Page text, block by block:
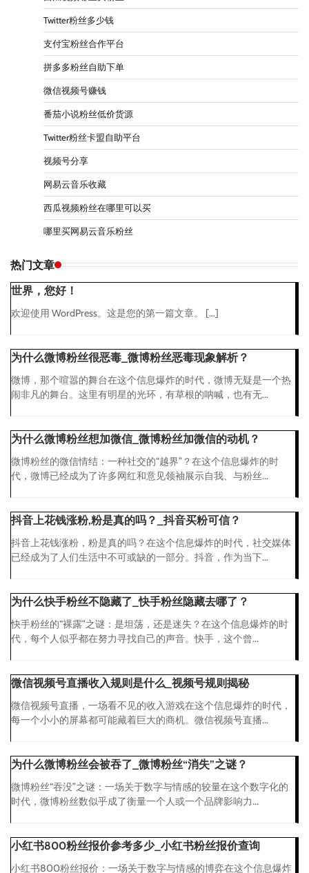
Twitter粉丝多少钱
支付宝粉丝合作平台
拼多多粉丝自助下单
微信视频号赚钱
番茄小说粉丝低价货源
Twitter粉丝卡盟自助平台
视频号分享
网易云音乐收藏
西瓜视频粉丝在哪里可以买
哪里买网易云音乐粉丝
热门文章
世界，您好！
欢迎使用 WordPress。这是您的第一篇文章。 […]
为什么微博粉丝很恶毒_微博粉丝恶毒现象解析？
微博，那个喧嚣的舞台在这个信息爆炸的时代，微博无疑是一个热
闹非凡的舞台。这里有明星的光环，有草根的呐喊，也有无...
为什么微博粉丝想加微信_微博粉丝加微信的动机？
微博粉丝的微信情结：一种社交的“越界”？在这个信息爆炸的时
代，微博已经成为了许多网红和意见领袖展示自我、与粉丝...
抖音上花钱涨粉,粉是真的吗？_抖音买粉可信？
抖音上花钱涨粉，粉是真的吗？在这个信息爆炸的时代，社交媒体
已经成为了人们生活中不可或缺的一部分。抖音，作为当下...
为什么快手粉丝不隐藏了_快手粉丝隐藏去哪了？
快手粉丝的“裸露”之谜：是坦荡，还是迷失？在这个信息爆炸的时
代，每个人似乎都在努力寻找自己的声音。快手，这个曾...
微信视频号直播收入规则是什么_视频号规则揭秘
微信视频号直播，一场看不见的收入游戏在这个信息爆炸的时代，
每一个小小的屏幕都可能藏着巨大的商机。微信视频号直播...
为什么微博粉丝会被吞了_微博粉丝“消失”之谜？
微博粉丝“吞没”之谜：一场关于数字与情感的较量在这个数字化的
时代，微博粉丝数似乎成了衡量一个人或一个品牌影响力...
小红书800粉丝报价参考多少_小红书粉丝报价查询
小红书800粉丝报价：一场关于数字与情感的博弈在这个信息爆炸